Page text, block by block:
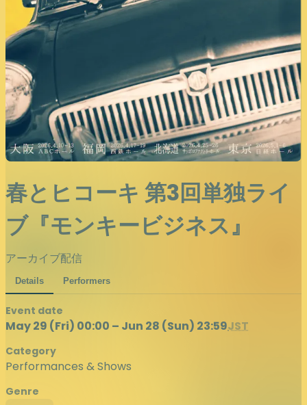
春とヒコーキ 第3回単独ライ
ブ『モンキービジネス』
アーカイブ配信
Details Performers
Event date
May 29 (Fri) 00:00 – Jun 28 (Sun) 23:59JST
Category
Performances & Shows
Genre